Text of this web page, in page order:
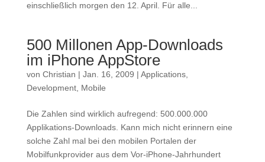
einschließlich morgen den 12. April. Für alle...
500 Millonen App-Downloads
im iPhone AppStore
von Christian | Jan. 16, 2009 | Applications,
Development, Mobile
Die Zahlen sind wirklich aufregend: 500.000.000
Applikations-Downloads. Kann mich nicht erinnern eine
solche Zahl mal bei den mobilen Portalen der
Mobilfunkprovider aus dem Vor-iPhone-Jahrhundert